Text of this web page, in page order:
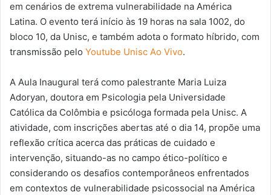
em cenários de extrema vulnerabilidade na América
Latina. O evento terá início às 19 horas na sala 1002, do
bloco 10, da Unisc, e também adota o formato híbrido, com
transmissão pelo Youtube Unisc Ao Vivo.
A Aula Inaugural terá como palestrante Maria Luiza
Adoryan, doutora em Psicologia pela Universidade
Católica da Colômbia e psicóloga formada pela Unisc. A
atividade, com inscrições abertas até o dia 14, propõe uma
reflexão crítica acerca das práticas de cuidado e
intervenção, situando-as no campo ético-político e
considerando os desafios contemporâneos enfrentados
em contextos de vulnerabilidade psicossocial na América